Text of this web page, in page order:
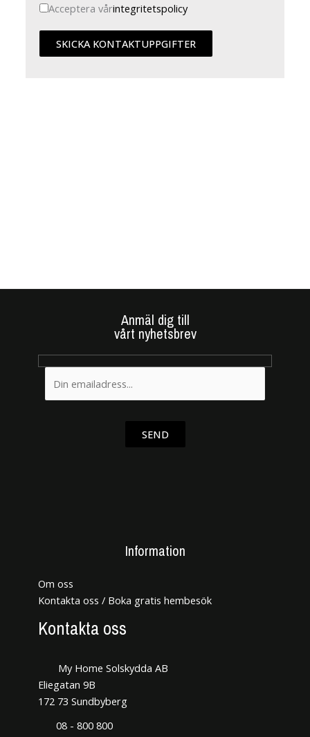
Acceptera vårintegritetspolicy
Anmäl dig till
vårt nyhetsbrev
SEND
Information
Om oss
Kontakta oss / Boka gratis hembesök
Kontakta oss
My Home Solskydda AB
Eliegatan 9B
172 73 Sundbyberg
08 - 800 800